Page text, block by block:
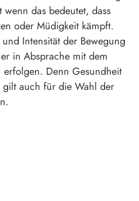
das bedeutet, dass
oder Müdigkeit kämpft.
Intensität der Bewegung
in Absprache mit dem
erfolgen. Denn Gesundheit
auch für die Wahl der